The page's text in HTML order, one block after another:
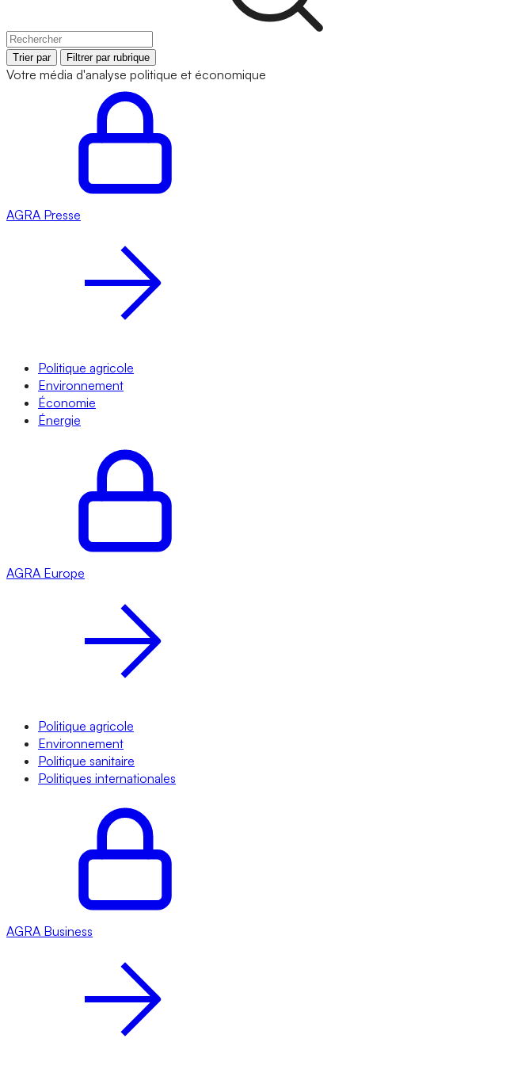
Trier par Filtrer par rubrique
Votre média d'analyse politique et économique
AGRA Presse
Politique agricole
Environnement
Économie
Énergie
AGRA Europe
Politique agricole
Environnement
Politique sanitaire
Politiques internationales
AGRA Business